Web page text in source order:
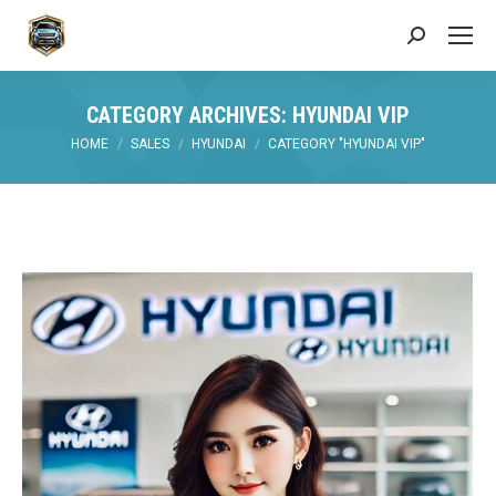
Search:
CATEGORY ARCHIVES: HYUNDAI VIP
You are here:
HOME SALES HYUNDAI CATEGORY "HYUNDAI VIP"